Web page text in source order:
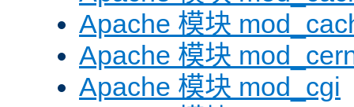
Apache 模块
Apache 模块
Apache 模块 mod_cgi